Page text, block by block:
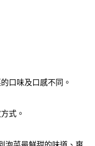
口味及口感不同。
式。